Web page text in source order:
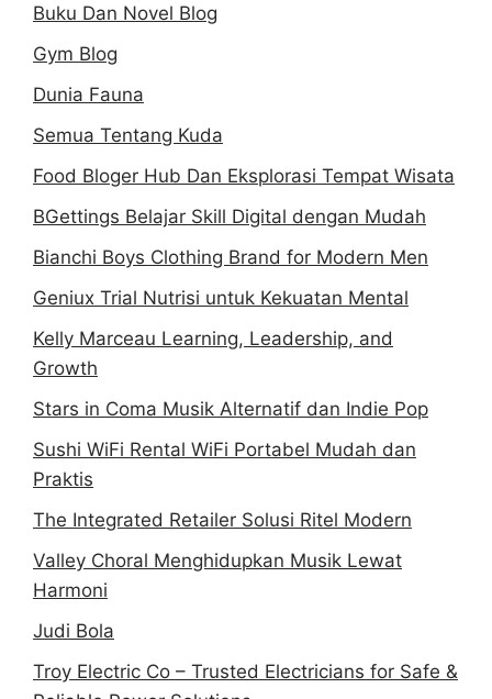
Buku Dan Novel Blog
Gym Blog
Dunia Fauna
Semua Tentang Kuda
Food Bloger Hub Dan Eksplorasi Tempat Wisata
BGettings Belajar Skill Digital dengan Mudah
Bianchi Boys Clothing Brand for Modern Men
Geniux Trial Nutrisi untuk Kekuatan Mental
Kelly Marceau Learning, Leadership, and
Growth
Stars in Coma Musik Alternatif dan Indie Pop
Sushi WiFi Rental WiFi Portabel Mudah dan
Praktis
The Integrated Retailer Solusi Ritel Modern
Valley Choral Menghidupkan Musik Lewat
Harmoni
Judi Bola
Troy Electric Co – Trusted Electricians for Safe &